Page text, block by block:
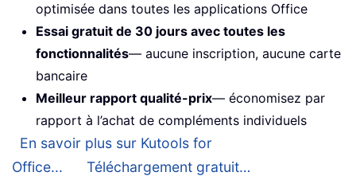
optimisée dans toutes les applications Office
Essai gratuit de 30 jours avec toutes les
fonctionnalités— aucune inscription, aucune carte
bancaire
Meilleur rapport qualité-prix— économisez par
rapport à l’achat de compléments individuels
En savoir plus sur Kutools for
Office...
Téléchargement gratuit…